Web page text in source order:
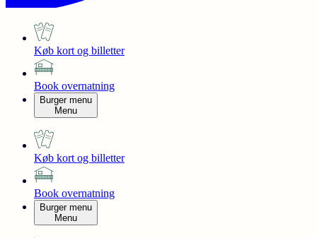
Køb kort og billetter
Book overnatning
Burger menu
Menu
Køb kort og billetter
Book overnatning
Burger menu
Menu